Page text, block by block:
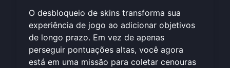
O desbloqueio de skins transforma sua
experiência de jogo ao adicionar objetivos
de longo prazo. Em vez de apenas
perseguir pontuações altas, você agora
está em uma missão para coletar cenouras